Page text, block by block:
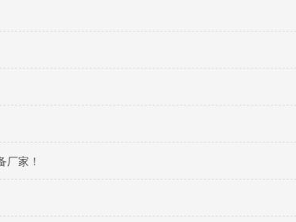
家！